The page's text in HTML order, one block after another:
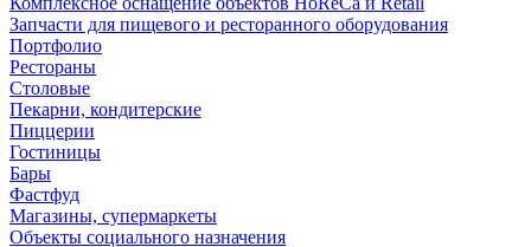
Запчасти для пищевого и ресторанного оборудования
Портфолио
Рестораны
Столовые
Пекарни, кондитерские
Пиццерии
Гостиницы
Бары
Фастфуд
Магазины, супермаркеты
Объекты социального назначения